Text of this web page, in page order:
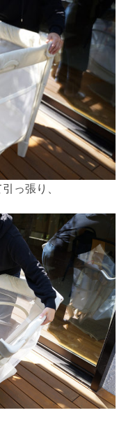
っ張り、